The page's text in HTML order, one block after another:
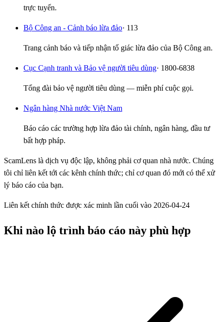
trực tuyến.
Bộ Công an - Cảnh báo lừa đảo· 113
Trang cảnh báo và tiếp nhận tố giác lừa đảo của Bộ Công an.
Cục Cạnh tranh và Bảo vệ người tiêu dùng· 1800-6838
Tổng đài bảo vệ người tiêu dùng — miễn phí cuộc gọi.
Ngân hàng Nhà nước Việt Nam
Báo cáo các trường hợp lừa đảo tài chính, ngân hàng, đầu tư
bất hợp pháp.
ScamLens là dịch vụ độc lập, không phải cơ quan nhà nước. Chúng
tôi chỉ liên kết tới các kênh chính thức; chỉ cơ quan đó mới có thể xử
lý báo cáo của bạn.
Liên kết chính thức được xác minh lần cuối vào 2026-04-24
Khi nào lộ trình báo cáo này phù hợp